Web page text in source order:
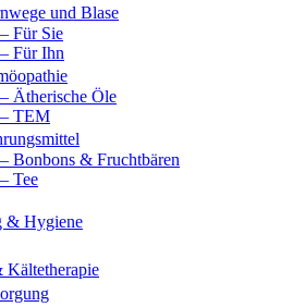
und Blase
– Für Sie
– Für Ihn
– Ätherische Öle
– TEM
– Bonbons & Fruchtbären
– Tee
& Hygiene
Kältetherapie